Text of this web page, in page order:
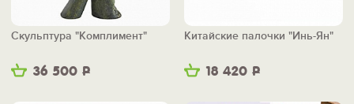
36 500 Р
Скульптура "Комплимент"
18 420 Р
Китайские палочки "Инь-Ян"